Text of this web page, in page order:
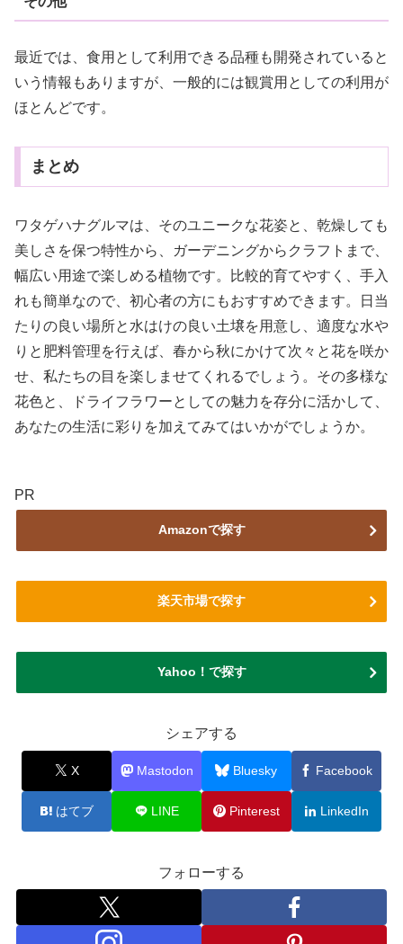
最近では、食用として利用できる品種も開発されていると
いう情報もありますが、一般的には観賞用としての利用が
ほとんどです。
まとめ
ワタゲハナグルマは、そのユニークな花姿と、乾燥しても
美しさを保つ特性から、ガーデニングからクラフトまで、
幅広い用途で楽しめる植物です。比較的育てやすく、手入
れも簡単なので、初心者の方にもおすすめできます。日当
たりの良い場所と水はけの良い土壌を用意し、適度な水や
りと肥料管理を行えば、春から秋にかけて次々と花を咲か
せ、私たちの目を楽しませてくれるでしょう。その多様な
花色と、ドライフラワーとしての魅力を存分に活かして、
あなたの生活に彩りを加えてみてはいかがでしょうか。
PR
Amazonで探す
楽天市場で探す
Yahoo！で探す
シェアする
X Mastodon Bluesky Facebook
はてブ LINE Pinterest LinkedIn
フォローする